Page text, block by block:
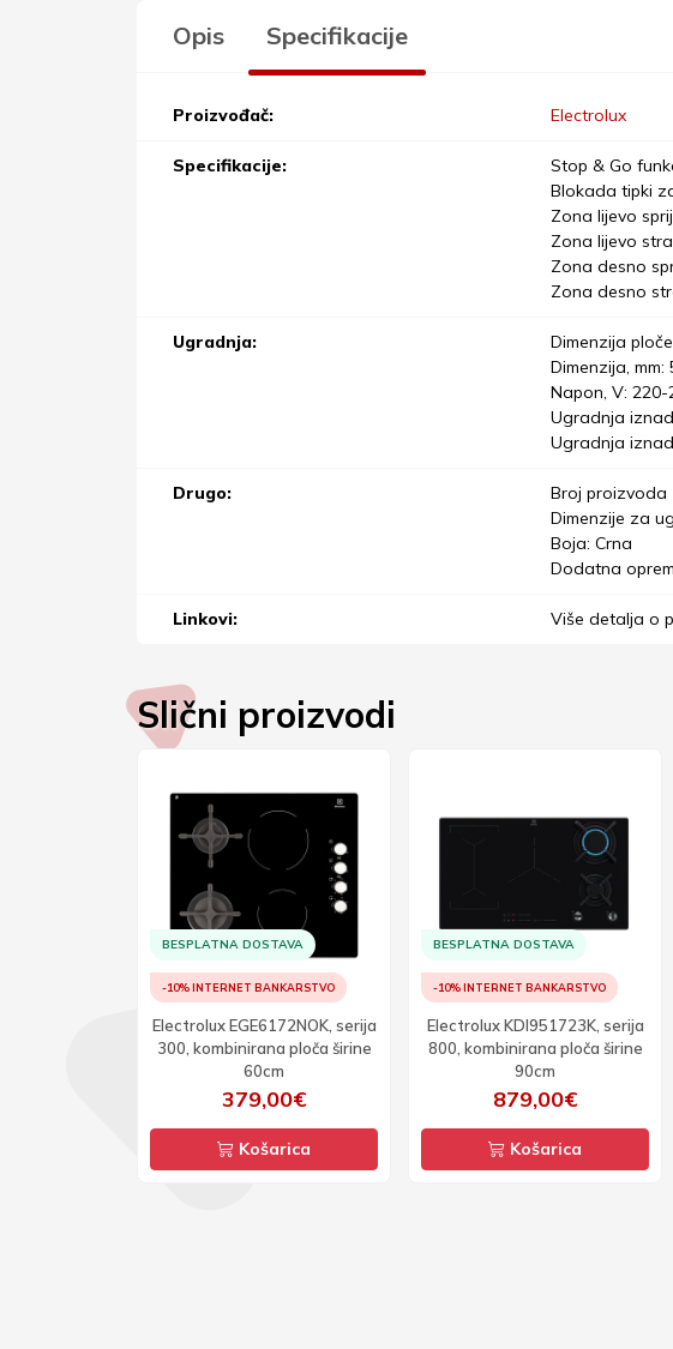
Opis Specifikacije
Proizvođač: Electrolux
Specifikacije:
Stop & Go
Blokada tipki
Zona lijevo
Zona lijevo
Zona desno
Zona desno
Ugradnja:
Dimenzija
Dimenzija, mm:
Napon, V: 220-
Ugradnja
Ugradnja
Drugo:
Broj proizvoda
Dimenzije za
Boja: Crna
Dodatna
Linkovi: Više detalja o
Slični proizvodi
BESPLATNA DOSTAVA
-10% INTERNET BANKARSTVO
Electrolux EGE6172NOK, serija
300, kombinirana ploča širine
60cm
379,00€
Košarica
BESPLATNA DOSTAVA
-10% INTERNET BANKARSTVO
Electrolux KDI951723K, serija
800, kombinirana ploča širine
90cm
879,00€
Košarica